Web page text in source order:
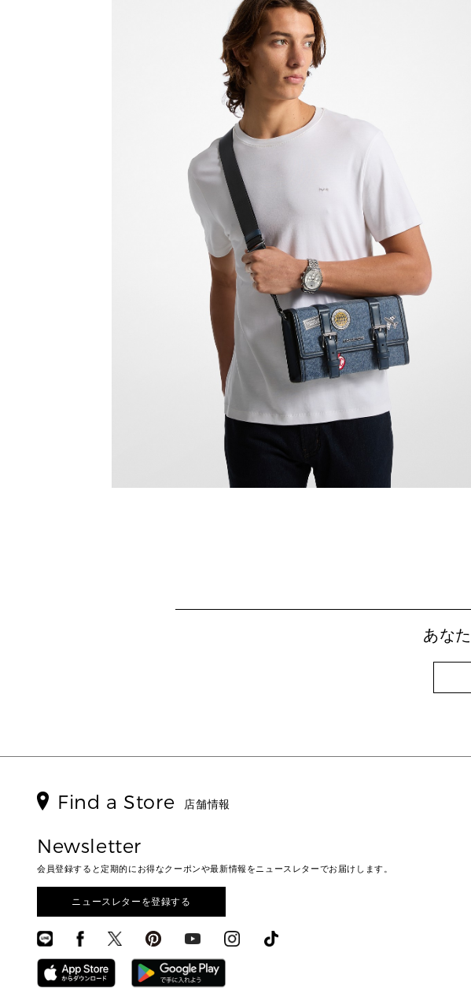
あな
Find a Store 店舗情報
Newsletter
会員登録すると定期的にお得なクーポンや最新情報をニュースレターでお届けします。
ニュースレターを登録する